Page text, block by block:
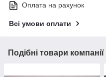
Оплата на рахунок
Всі умови оплати
Подібні товари компанії